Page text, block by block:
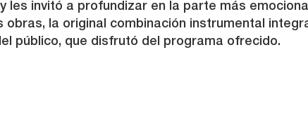
les invitó a profundizar en la parte más
la original combinación instrumental
público, que disfrutó del programa ofrecido.